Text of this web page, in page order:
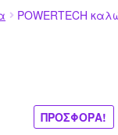
POWERTECH
ΠΡΟΣΦΟΡΆ!